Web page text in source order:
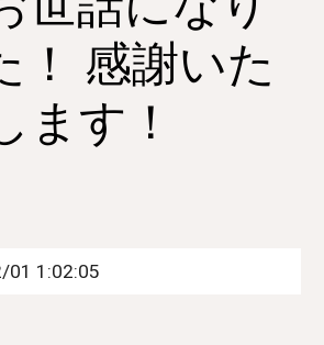
！ 感謝いた
ます！
01 1:02:05